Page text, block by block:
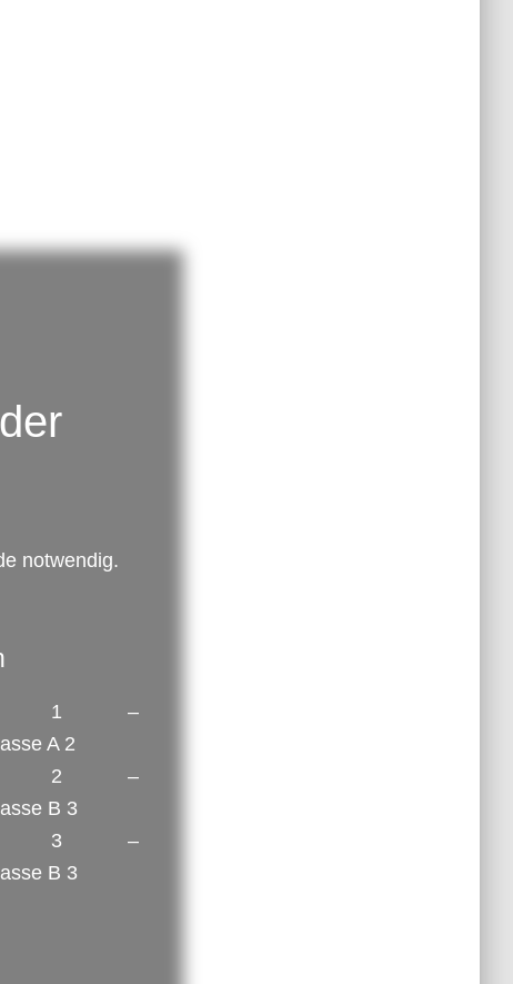
notwendig.
1 –
A 2
2 –
B 3
3 –
B 3